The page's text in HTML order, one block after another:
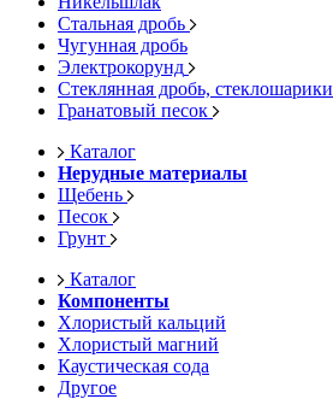
Стальная дробь
Чугунная дробь
Электрокорунд
Стеклянная дробь, стеклошарики
Гранатовый песок
Каталог
Нерудные материалы
Щебень
Песок
Грунт
Каталог
Компоненты
Хлористый кальций
Хлористый магний
Каустическая сода
Другое